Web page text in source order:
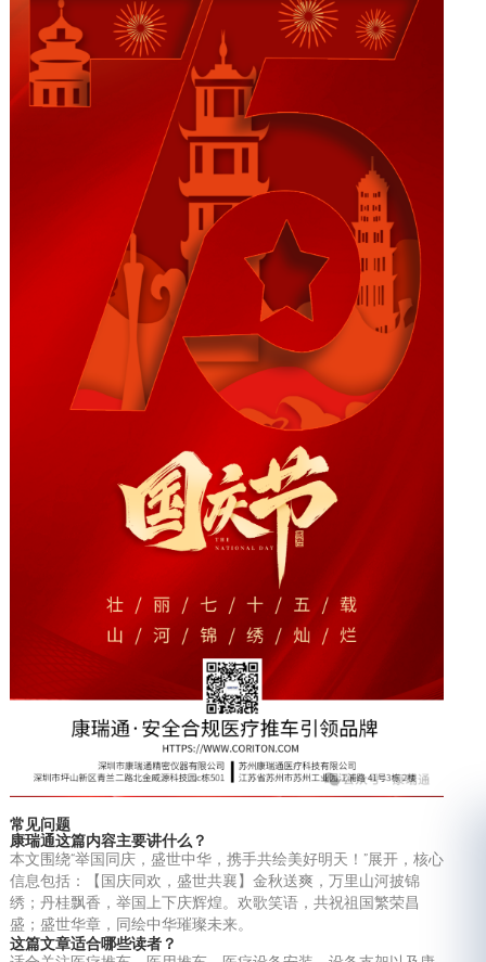
常见问题
康瑞通这篇内容主要讲什么？
本文围绕“举国同庆，盛世中华，携手共绘美好明天！”展开，核心
信息包括：【国庆同欢，盛世共襄】金秋送爽，万里山河披锦
绣；丹桂飘香，举国上下庆辉煌。欢歌笑语，共祝祖国繁荣昌
盛；盛世华章，同绘中华璀璨未来。
这篇文章适合哪些读者？